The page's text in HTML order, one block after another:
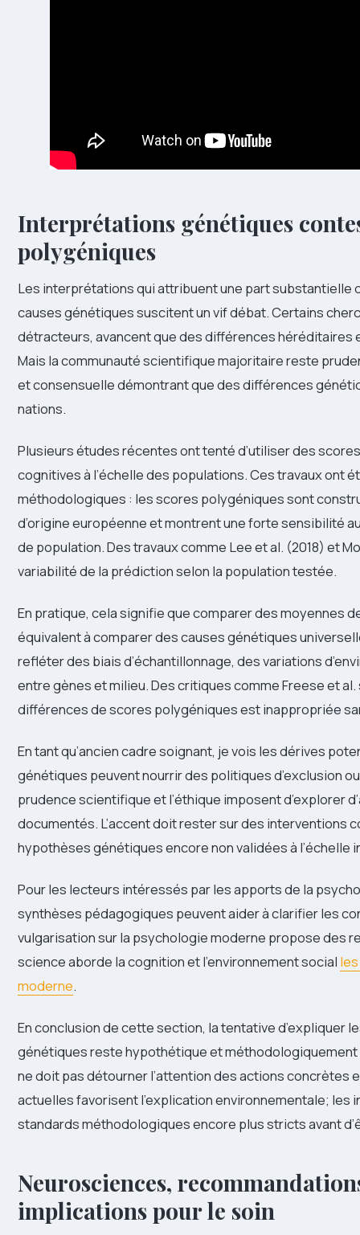
Interprétations génétiques
polygéniques
Les interprétations qui attribuent une part
causes génétiques suscitent un vif débat. Certains
détracteurs, avancent que des différences
Mais la communauté scientifique majoritaire reste
et consensuelle démontrant que des différences
nations.
Plusieurs études récentes ont tenté d’utiliser des
cognitives à l’échelle des populations. Ces travaux ont
méthodologiques : les scores polygéniques sont
d’origine européenne et montrent une forte sensibilité
de population. Des travaux comme Lee et al. (2018) et
variabilité de la prédiction selon la population testée.
En pratique, cela signifie que comparer des moyennes
équivalent à comparer des causes génétiques
refléter des biais d’échantillonnage, des variations
entre gènes et milieu. Des critiques comme Freese et
différences de scores polygéniques est inappropriée
En tant qu’ancien cadre soignant, je vois les dérives
génétiques peuvent nourrir des politiques d’exclusion
prudence scientifique et l’éthique imposent d’explorer
documentés. L’accent doit rester sur des interventions
hypothèses génétiques encore non validées à l’échelle
Pour les lecteurs intéressés par les apports de la
synthèses pédagogiques peuvent aider à clarifier les
vulgarisation sur la psychologie moderne propose des
science aborde la cognition et l’environnement social
moderne.
En conclusion de cette section, la tentative d’expliquer
génétiques reste hypothétique et
ne doit pas détourner l’attention des actions concrètes
actuelles favorisent l’explication environnementale;
standards méthodologiques encore plus stricts avant
Neurosciences,
implications pour le soin